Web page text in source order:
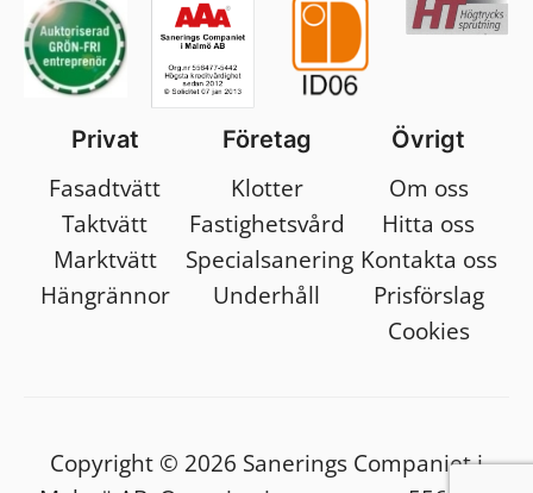
Privat
Fasadtvätt
Taktvätt
Marktvätt
Hängrännor
Företag
Klotter
Fastighetsvård
Specialsanering
Underhåll
Övrigt
Om oss
Hitta oss
Kontakta oss
Prisförslag
Cookies
Copyright © 2026 Sanerings Companiet i